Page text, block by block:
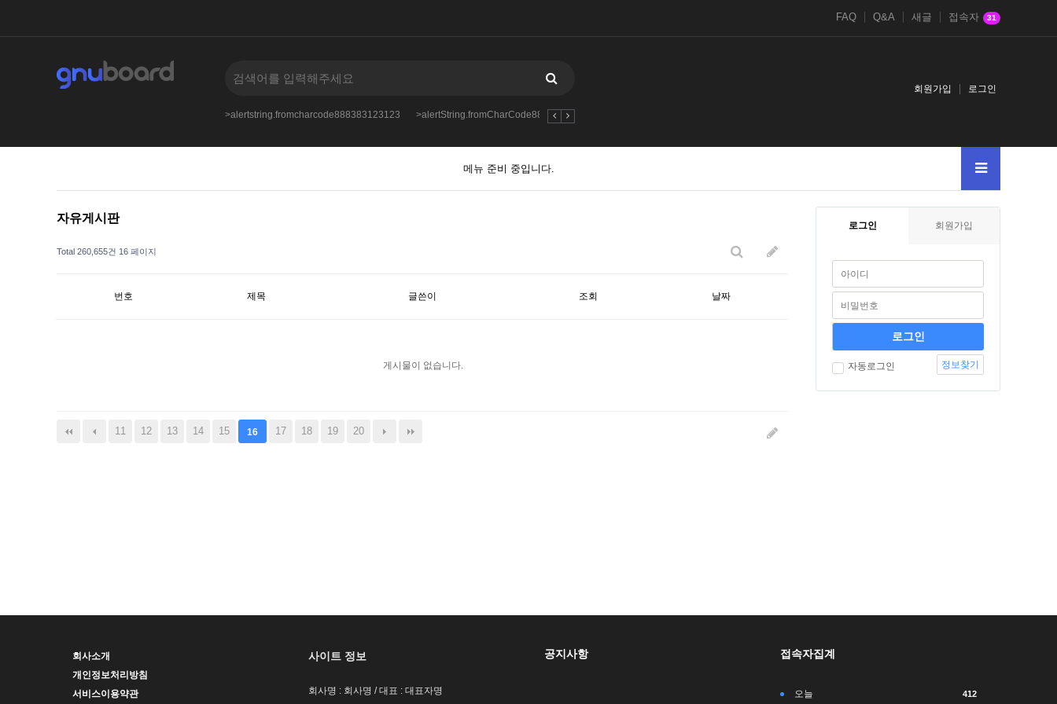
FAQ Q&A 새글 접속자 31
>alertstring.fromcharcode888383123123 >alertString.fromCharCode888383123123123
회원가입 로그인
메뉴 준비 중입니다.
자유게시판
Total 260,655건 16 페이지
번호 제목 글쓴이 조회 날짜
게시물이 없습니다.
11 12 13 14 15 16 17 18 19 20
로그인 회원가입
자동로그인 정보찾기
회사소개
개인정보처리방침
서비스이용약관
사이트 정보
회사명 : 회사명 / 대표 : 대표자명
공지사항 접속자집계
오늘 412